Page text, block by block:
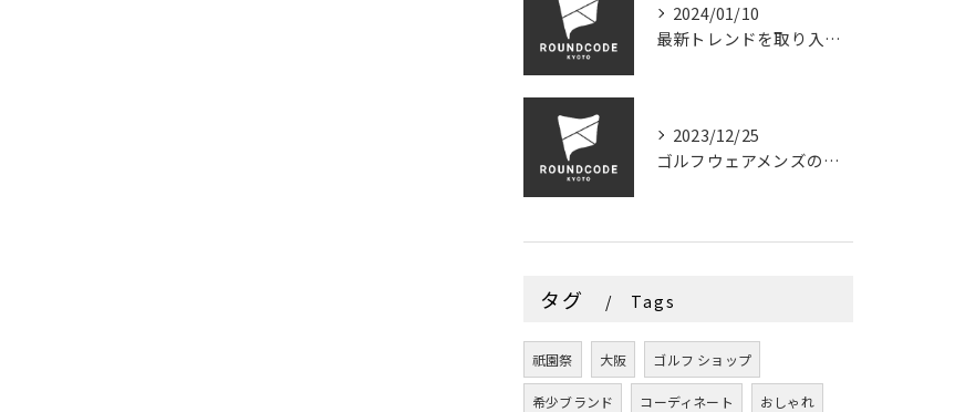
2024/01/10
最新トレンドを取り入れたおしゃれなゴルフアイテム
2023/12/25
ゴルフウェアメンズの定番アイテムを紹介！人気ブランドからおすすめの一着まで
タグ Tags
祇園祭 大阪 ゴルフ ショップ
希少ブランド コーディネート おしゃれ